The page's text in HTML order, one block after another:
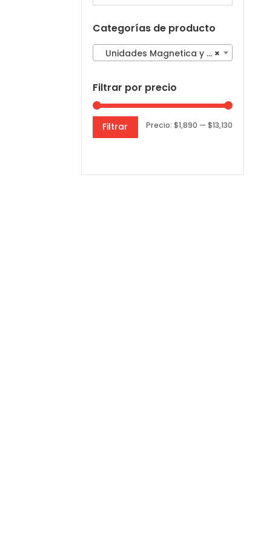
Categorías de producto
×
Unidades Magnetica y Piezoelectricos
Filtrar por precio
Filtrar Precio:$1,890 —$13,130